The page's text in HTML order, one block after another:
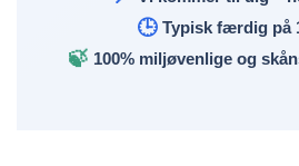
🕒 Typisk færdig på
🍃 100% miljøvenlige og